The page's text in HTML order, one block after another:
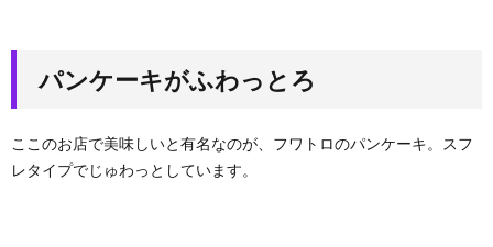
パンケーキがふわっとろ
ここのお店で美味しいと有名なのが、フワトロのパンケーキ。スフ
レタイプでじゅわっとしています。